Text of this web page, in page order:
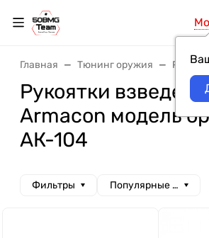
Главная Тюнинг оружия
Рукоятки
Armacon модель
АК-104
Фильтры Популярные сначала